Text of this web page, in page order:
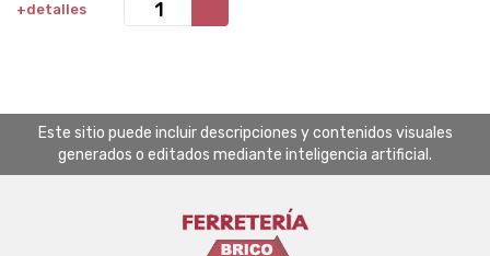
+detalles
Este sitio puede incluir descripciones y contenidos visuales
generados o editados mediante inteligencia artificial.